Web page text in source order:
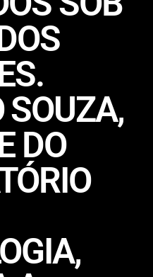
SOUZA,
DO